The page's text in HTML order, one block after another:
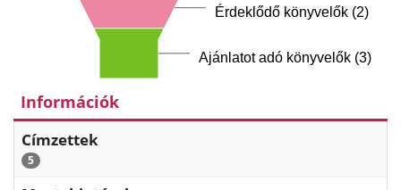
Érdeklődő könyvelők (2)
Ajánlatot adó könyvelők (3)
Információk
Címzettek
5